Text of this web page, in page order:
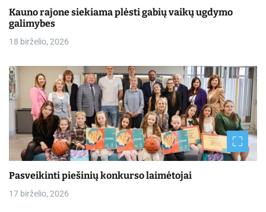
Kauno rajone siekiama plėsti gabių vaikų ugdymo
galimybes
18 birželio, 2026
Pasveikinti piešinių konkurso laimėtojai
17 birželio, 2026